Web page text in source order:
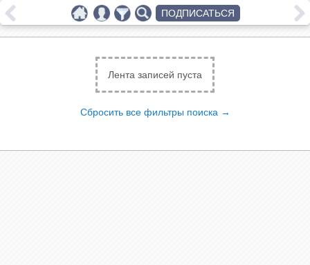
Лента записей пуста
Сбросить все фильтры поиска →
ПОДПИСАТЬСЯ